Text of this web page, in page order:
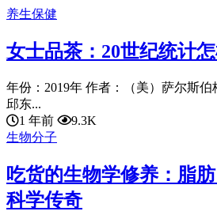
养生保健
女士品茶：20世纪统计
年份：2019年 作者：（美）萨尔斯伯
邱东...
1 年前
9.3K
生物分子
吃货的生物学修养：脂
科学传奇